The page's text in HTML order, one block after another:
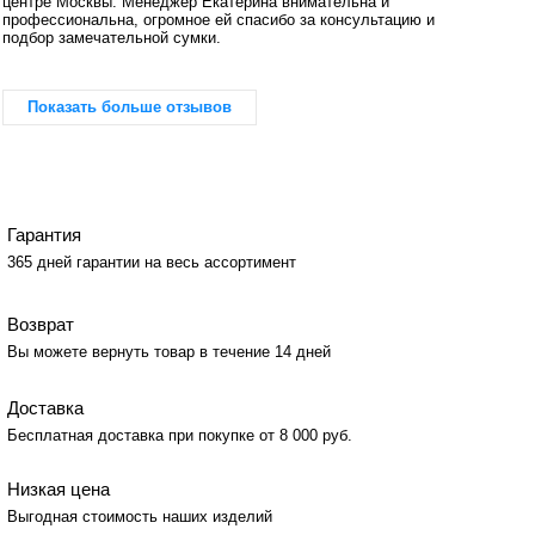
профессиональна, огромное ей спасибо за консультацию и
подбор замечательной сумки.
Показать больше отзывов
Гарантия
365 дней гарантии на весь ассортимент
Возврат
Вы можете вернуть товар в течение 14 дней
Доставка
Бесплатная доставка при покупке от 8 000 руб.
Низкая цена
Выгодная стоимость наших изделий